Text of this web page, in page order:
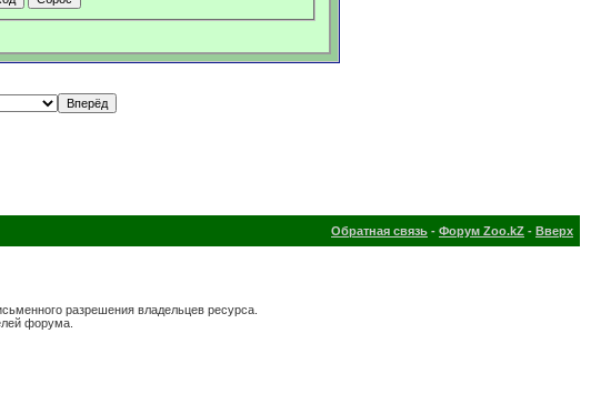
Обратная связь - Форум Zoo.kZ - Вверх
разрешения владельцев ресурса.
форума.